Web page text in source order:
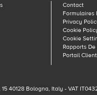
Contact
Formulaires
Privacy
Cookie
Cookie
Rapports
Portail Client
40128 Bologna, Italy - VAT